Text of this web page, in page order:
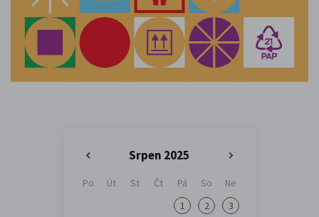
Srpen 2025
Po Út St Čt Pá So
Ne
1
2
3